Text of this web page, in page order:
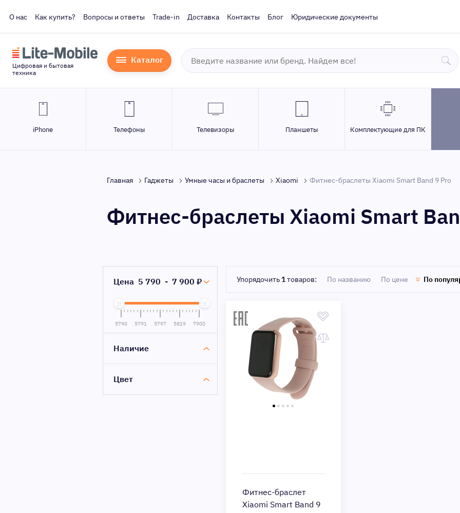
О нас Как купить? Вопросы и ответы Trade-in Доставка Контакты Блог Юридические документы
Цифровая и бытовая
техника
Каталог
iPhone Телефоны Телевизоры Планшеты Комплектующие для ПК
Главная Гаджеты Умные часы и браслеты Xiaomi Фитнес-браслеты Xiaomi Smart Band 9 Pro
Фитнес-браслеты Xiaomi Smart
Цена 5 790 - 7 900 ₽
5790 5791 5797 5819 7900
Наличие
Цвет
Упорядочить1товаров: По названию По цене По
Фитнес-браслет
Xiaomi Smart Band 9